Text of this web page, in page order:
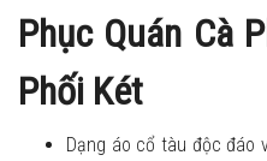
Phục Quán Cà
Phối Két
Dạng áo cổ tàu độc đáo